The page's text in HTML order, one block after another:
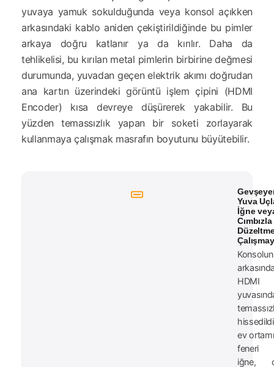
yuvaya yamuk sokulduğunda veya konsol açıkken
arkasındaki kablo aniden çekiştirildiğinde bu pimler
arkaya doğru katlanır ya da kırılır. Daha da
tehlikelisi, bu kırılan metal pimlerin birbirine değmesi
durumunda, yuvadan geçen elektrik akımı doğrudan
ana kartın üzerindeki görüntü işlem çipini (HDMI
Encoder) kısa devreye düşürerek yakabilir. Bu
yüzden temassızlık yapan bir soketi zorlayarak
kullanmaya çalışmak masrafın boyutunu büyütebilir.
Yuva
İğne
Cımbızla
Konsolun
HDMI
ev
feneri
iğne,